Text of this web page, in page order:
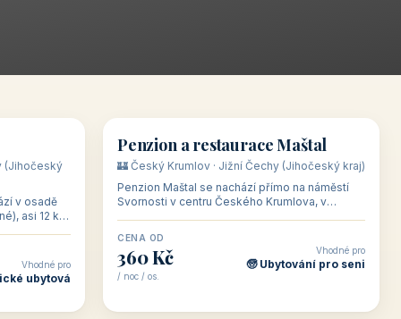
(Jihočeský
v osadě
asi 12 km
Vhodné pro
ubytová
🏡 penzion
Penzion a restaurace Maštal
🏰 Český Krumlov · Jižní Čechy (Jihočeský kraj)
Penzion Maštal se nachází přímo na náměstí
Svornosti v centru Českého Krumlova, v
CENA OD
360 Kč
/ noc / os.
Vhodné pro
🧓 Ubytování pro seni